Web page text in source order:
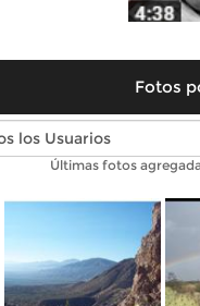
Fotos
Fotos
Últimas fotos